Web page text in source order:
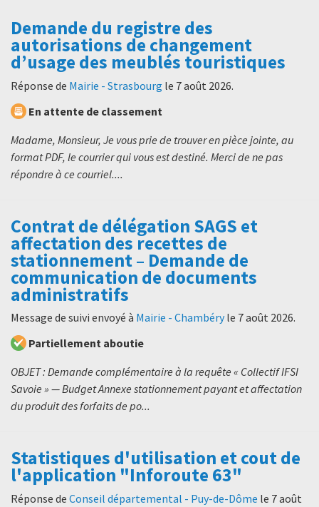
Demande du registre des
autorisations de changement
d’usage des meublés touristiques
Réponse de Mairie - Strasbourg le 7 août 2026.
En attente de classement
Madame, Monsieur, Je vous prie de trouver en pièce jointe, au
format PDF, le courrier qui vous est destiné. Merci de ne pas
répondre à ce courriel....
Contrat de délégation SAGS et
affectation des recettes de
stationnement – Demande de
communication de documents
administratifs
Message de suivi envoyé à Mairie - Chambéryle 7 août 2026.
Partiellement aboutie
OBJET : Demande complémentaire à la requête « Collectif IFSI
Savoie » — Budget Annexe stationnement payant et affectation
du produit des forfaits de po...
Statistiques d'utilisation et cout de
l'application "Inforoute 63"
Réponse de Conseil départemental - Puy-de-Dôme le 7 août